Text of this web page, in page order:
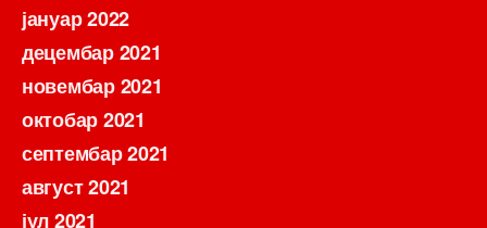
јануар 2022
децембар 2021
новембар 2021
октобар 2021
септембар 2021
август 2021
јул 2021